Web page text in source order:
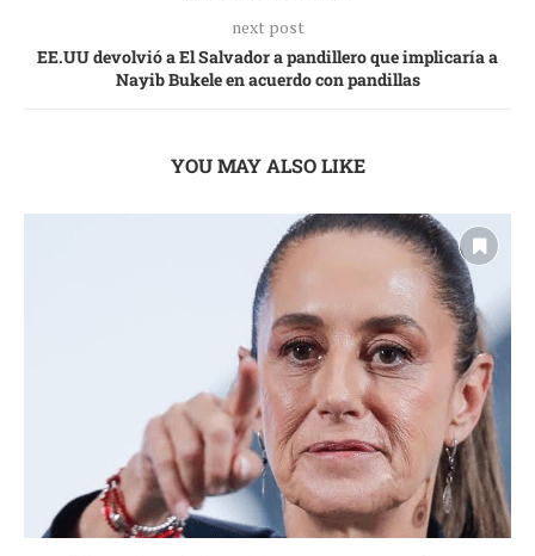
next post
EE.UU devolvió a El Salvador a pandillero que implicaría a
Nayib Bukele en acuerdo con pandillas
YOU MAY ALSO LIKE